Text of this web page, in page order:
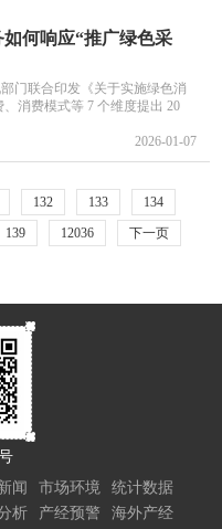
何响应“推广绿色采
门联合印发《关于实施绿色消
消费模式等 7 个维度提出 20
2026-01-07
132 133 134
139 12036 下一页
闻 市场环境
统计数据
析 产经预警 海外产经